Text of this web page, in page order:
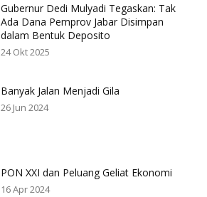
Gubernur Dedi Mulyadi Tegaskan: Tak
Ada Dana Pemprov Jabar Disimpan
dalam Bentuk Deposito
24 Okt 2025
Banyak Jalan Menjadi Gila
26 Jun 2024
PON XXI dan Peluang Geliat Ekonomi
16 Apr 2024